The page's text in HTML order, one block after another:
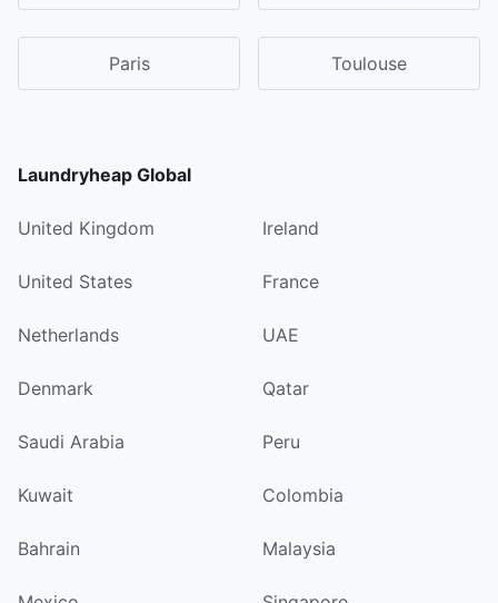
Paris Toulouse
Laundryheap Global
United Kingdom Ireland
United States France
Netherlands UAE
Denmark Qatar
Saudi Arabia Peru
Kuwait Colombia
Bahrain Malaysia